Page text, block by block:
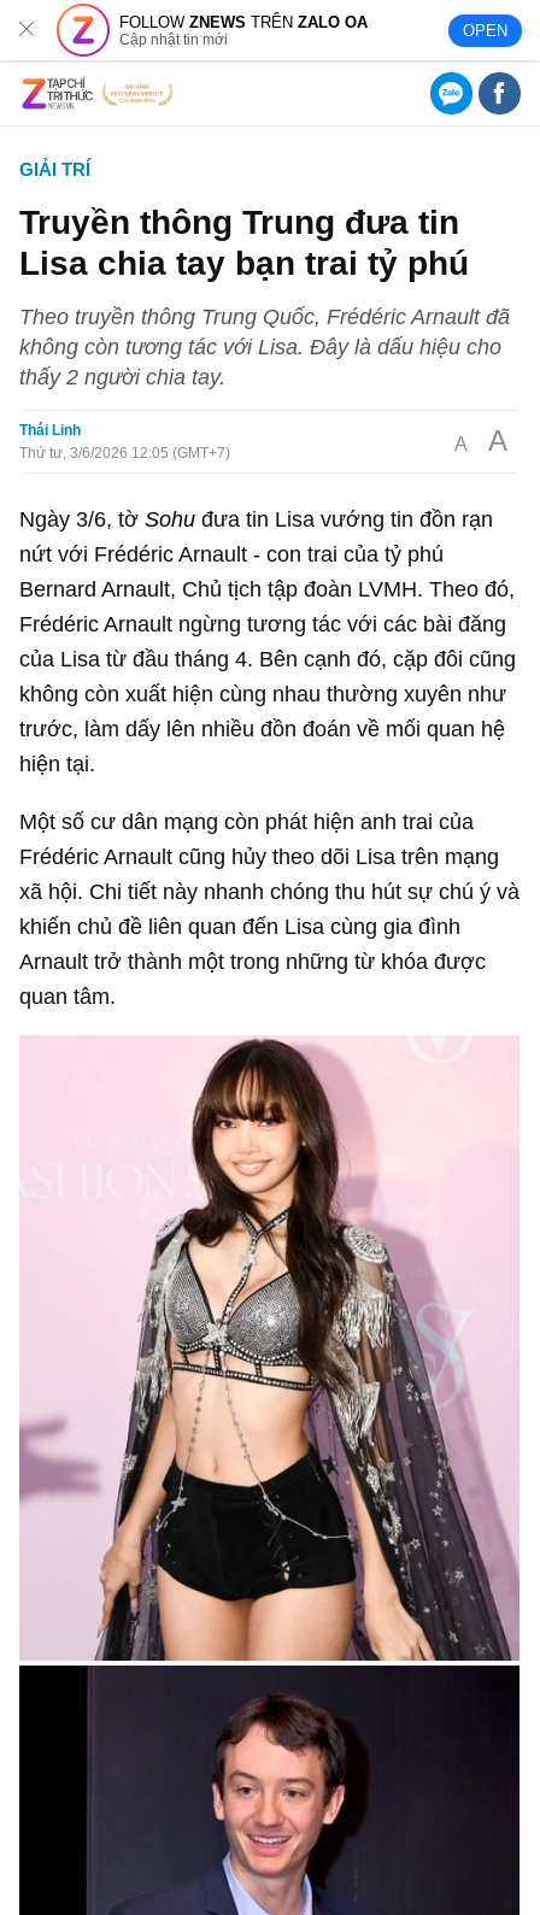
FOLLOWZNEWS TRÊNZALO OA
Cập nhật tin mới OPEN
GIẢI TRÍ
Truyền thông Trung đưa tin
Lisa chia tay bạn trai tỷ phú
Theo truyền thông Trung Quốc, Frédéric Arnault đã
không còn tương tác với Lisa. Đây là dấu hiệu cho
thấy 2 người chia tay.
Thái Linh
Thứ tư, 3/6/2026 12:05 (GMT+7)
A A
Ngày 3/6, tờSohu đưa tin Lisa vướng tin đồn rạn
nứt với Frédéric Arnault - con trai của tỷ phú
Bernard Arnault, Chủ tịch tập đoàn LVMH. Theo đó,
Frédéric Arnault ngừng tương tác với các bài đăng
của Lisa từ đầu tháng 4. Bên cạnh đó, cặp đôi cũng
không còn xuất hiện cùng nhau thường xuyên như
trước, làm dấy lên nhiều đồn đoán về mối quan hệ
hiện tại.
Một số cư dân mạng còn phát hiện anh trai của
Frédéric Arnault cũng hủy theo dõi Lisa trên mạng
xã hội. Chi tiết này nhanh chóng thu hút sự chú ý và
khiến chủ đề liên quan đến Lisa cùng gia đình
Arnault trở thành một trong những từ khóa được
quan tâm.